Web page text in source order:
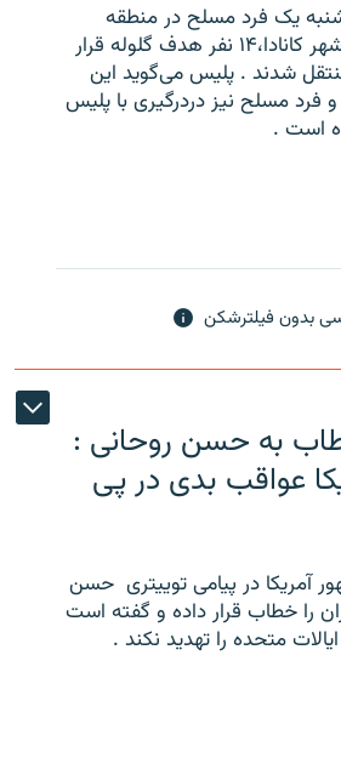
یک فرد مسلح در منطقه
مرکزی تورنتو ،‌بزرگترین شهر کانادا،۱۴ نفر هدف گلوله قرار
شدند . پلیس می‌گوید این
مسلح نیز دردرگیری با پلیس
است .
بدون فیلترشکن
به حسن روحانی :
عواقب بدی در پی
آمریکا در پیامی توییتری ‌ حسن
را خطاب قرار داده و گفته است
متحده را تهدید نکند .